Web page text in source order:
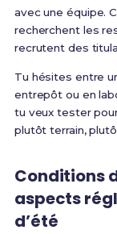
avec une équipe.
recherchent les
recrutent des
Tu hésites entre
entrepôt ou en
tu veux tester
plutôt terrain,
Conditions
aspects
d’été